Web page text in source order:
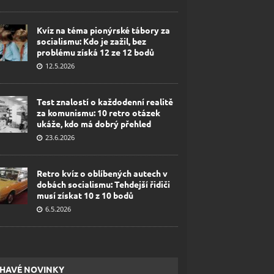
Kvíz na téma pionýrské tábory za
socialismu: Kdo je zažil, bez
problému získá 12 ze 12 bodů
12.5.2026
Test znalostí o každodenní realitě
za komunismu: 10 retro otázek
ukáže, kdo má dobrý přehled
23.6.2026
Retro kvíz o oblíbených autech v
dobách socialismu: Tehdejší řidiči
musí získat 10 z 10 bodů
6.5.2026
NOVINKY